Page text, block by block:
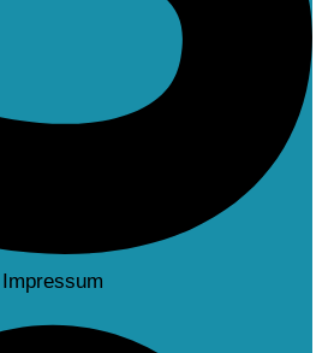
Impressum